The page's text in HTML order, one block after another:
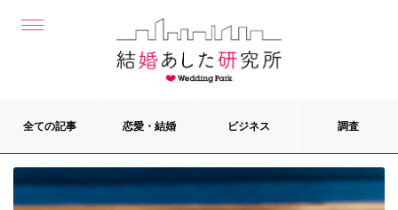
全ての記事 恋愛・結婚 ビジネス 調査